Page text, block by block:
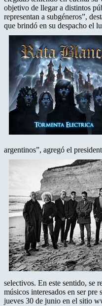
objetivo de llegar a distintos
representan a subgéneros”,
que brindó en su despacho el
argentinos”, agregó el
selectivos. En este sentido, se
músicos interesados en ser pre
jueves 30 de junio en el sitio